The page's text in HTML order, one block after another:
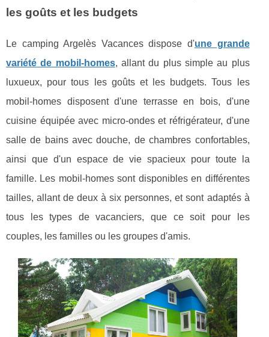
les goûts et les budgets
Le camping Argelès Vacances dispose d'une grande
variété de mobil-homes, allant du plus simple au plus
luxueux, pour tous les goûts et les budgets. Tous les
mobil-homes disposent d'une terrasse en bois, d'une
cuisine équipée avec micro-ondes et réfrigérateur, d'une
salle de bains avec douche, de chambres confortables,
ainsi que d'un espace de vie spacieux pour toute la
famille. Les mobil-homes sont disponibles en différentes
tailles, allant de deux à six personnes, et sont adaptés à
tous les types de vacanciers, que ce soit pour les
couples, les familles ou les groupes d'amis.